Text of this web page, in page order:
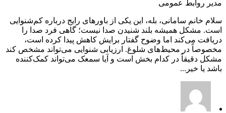
مدیر روابط عمومی
سلام خانم سامانی، بله، این یکی از باورهای رایج درباره کم‌شنوایی
است. مشکل همیشه بلند شنیدن صدا نیست؛ گاهی فرد صدا را
دریافت می‌کند اما وضوح گفتار برایش کاهش پیدا کرده است،
مخصوصاً در محیط‌های شلوغ. ارزیابی شنوایی می‌تواند مشخص کند
مشکل دقیقاً در کدام بخش است و آیا سمعک می‌تواند کمک‌کننده
باشد یا خیر...